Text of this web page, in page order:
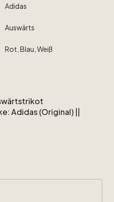
Adidas
Auswärts
Rot, Blau, Weiß
Adidas(Original)
Detailfotosgerne